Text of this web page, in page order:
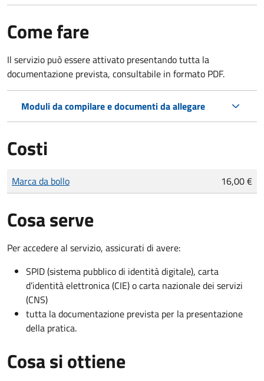
Come fare
Il servizio può essere attivato presentando tutta la
documentazione prevista, consultabile in formato PDF.
Moduli da compilare e documenti da allegare
Costi
Tipo di pagamento
Importo
Marca da bollo 16,00 €
Cosa serve
Per accedere al servizio, assicurati di avere:
SPID (sistema pubblico di identità digitale), carta
d’identità elettronica (CIE) o carta nazionale dei servizi
(CNS)
tutta la documentazione prevista per la presentazione
della pratica.
Cosa si ottiene